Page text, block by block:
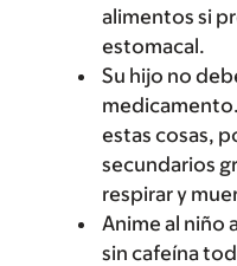
alimentos si
estomacal.
Su hijo no
estas cosas,
secundarios
respirar y
Anime al niño
sin cafeína